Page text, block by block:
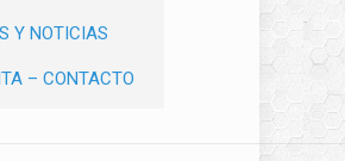
Y NOTICIAS
– CONTACTO